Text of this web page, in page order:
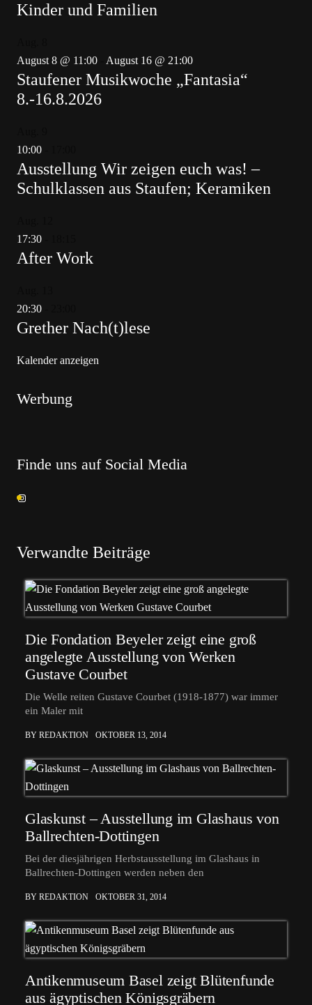
Kinder und Familien
August 8 @ 11:00
August 16 @ 21:00
Staufener Musikwoche „Fantasia“
8.-16.8.2026
10:00
Ausstellung Wir zeigen euch was! –
Schulklassen aus Staufen; Keramiken
17:30
After Work
20:30
Grether Nach(t)lese
Kalender anzeigen
Werbung
Finde uns auf Social Media
Verwandte Beiträge
Die Fondation Beyeler zeigt eine groß
angelegte Ausstellung von Werken
Gustave Courbet
Die Welle reiten Gustave Courbet (1918-1877) war immer
ein Maler mit
BY REDAKTION OKTOBER 13, 2014
Glaskunst – Ausstellung im Glashaus von
Ballrechten-Dottingen
Bei der diesjährigen Herbstausstellung im Glashaus in
Ballrechten-Dottingen werden neben den
BY REDAKTION OKTOBER 31, 2014
Antikenmuseum Basel zeigt Blütenfunde
aus ägyptischen Königsgräbern